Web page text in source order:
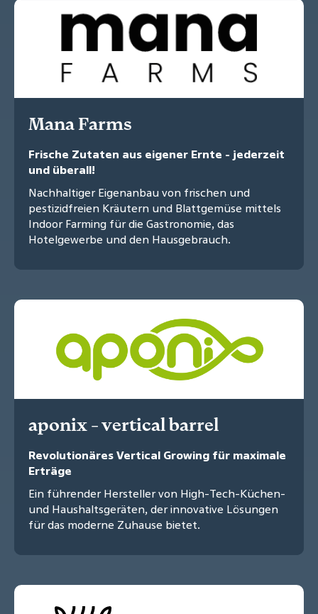
Mana Farms
Frische Zutaten aus eigener Ernte - jederzeit
und überall!
Nachhaltiger Eigenanbau von frischen und
pestizidfreien Kräutern und Blattgemüse mittels
Indoor Farming für die Gastronomie, das
Hotelgewerbe und den Hausgebrauch.
aponix - vertical barrel
Revolutionäres Vertical Growing für maximale
Erträge
Ein führender Hersteller von High-Tech-Küchen-
und Haushaltsgeräten, der innovative Lösungen
für das moderne Zuhause bietet.